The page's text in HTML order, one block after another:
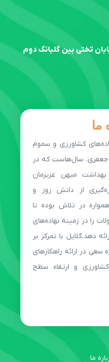
ما
ما
کشاورزی و سموم
جعفری، سال‌هاست که در
میهن عزیزمان
از دانش روز و
در تلاش بوده تا
را در زمینه نهاده‌های
دهد.گلایل با تمرکز بر
سعی در ارائه راهکارهای
و ارتقاء سطح
تختی بین گلبانگ دوم